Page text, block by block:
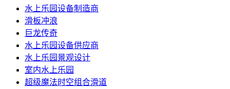
水上乐园设备制造商
滑板冲浪
巨龙传奇
水上乐园设备供应商
水上乐园景观设计
室内水上乐园
超级魔法时空组合滑道